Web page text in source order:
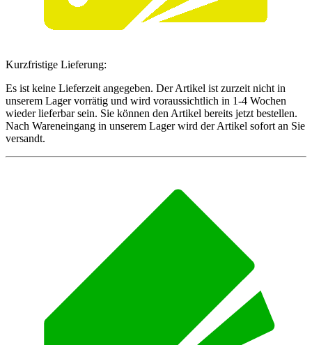
Kurzfristige Lieferung:
Es ist keine Lieferzeit angegeben. Der Artikel ist zurzeit nicht in
unserem Lager vorrätig und wird voraussichtlich in 1-4 Wochen
wieder lieferbar sein. Sie können den Artikel bereits jetzt bestellen.
Nach Wareneingang in unserem Lager wird der Artikel sofort an Sie
versandt.